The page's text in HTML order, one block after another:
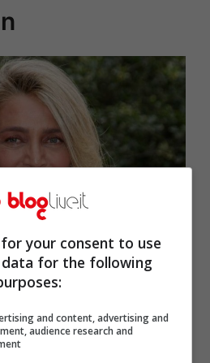
e la sua carica
farsi sentire anche in
your consent to use
for the following
and content, advertising and
audience research and